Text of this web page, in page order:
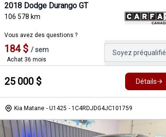
2018 Dodge Durango GT
106 578 km
Vous avez des questions ?
184$ / sem
Achat 36 mois
Soyez préqualifié
25 000 $ Détails
Kia Matane - U1425 - 1C4RDJDG4JC101759